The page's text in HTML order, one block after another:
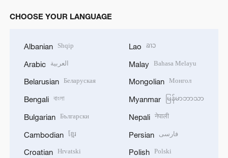
CHOOSE YOUR LANGUAGE
Albanian Shqip
Arabic العربية
Belarusian Беларуская
Bengali বাংলা
Bulgarian Български
Cambodian ខ្មែរ
Croatian Hrvatski
Lao ລາວ
Malay Bahasa Melayu
Mongolian Монгол
Myanmar မြန်မာဘာသာ
Nepali नेपाली
Persian فارسی
Polish Polski